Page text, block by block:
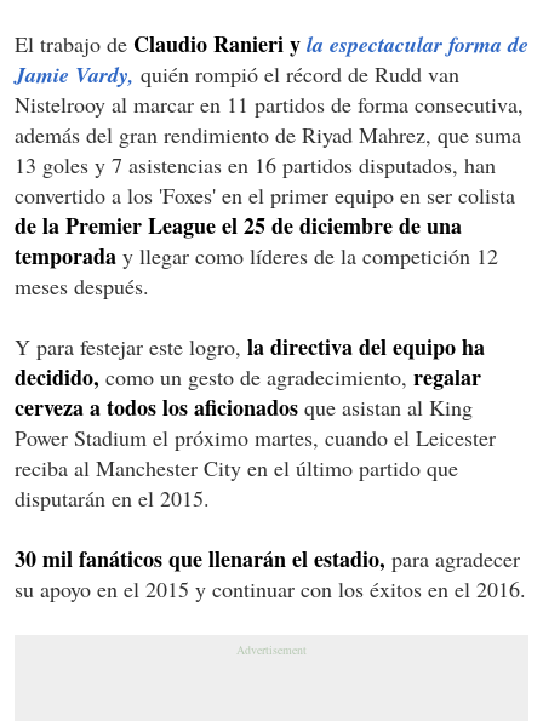
El trabajo de Claudio Ranieri y la espectacular forma de
Jamie Vardy, quién rompió el récord de Rudd van
Nistelrooy al marcar en 11 partidos de forma consecutiva,
además del gran rendimiento de Riyad Mahrez, que suma
13 goles y 7 asistencias en 16 partidos disputados, han
convertido a los 'Foxes' en el primer equipo en ser colista
de la Premier League el 25 de diciembre de una
temporada y llegar como líderes de la competición 12
meses después.
Y para festejar este logro, la directiva del equipo ha
decidido, como un gesto de agradecimiento, regalar
cerveza a todos los aficionados que asistan al King
Power Stadium el próximo martes, cuando el Leicester
reciba al Manchester City en el último partido que
disputarán en el 2015.
30 mil fanáticos que llenarán el estadio, para agradecer
su apoyo en el 2015 y continuar con los éxitos en el 2016.